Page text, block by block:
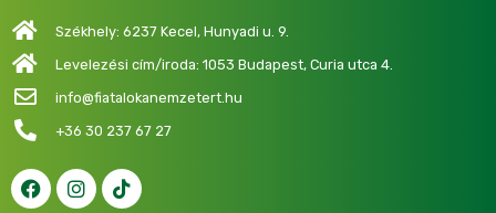
Székhely: 6237 Kecel, Hunyadi u. 9.
Levelezési cím/iroda: 1053 Budapest, Curia utca 4.
info@fiatalokanemzetert.hu
+36 30 237 67 27